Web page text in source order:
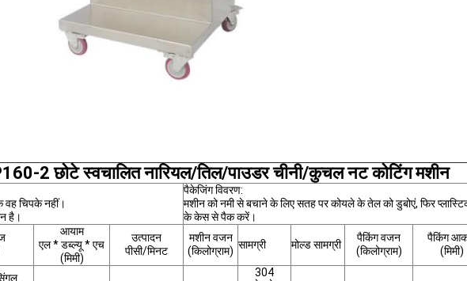
2 छोटे स्वचालित नारियल/तिल/पाउडर चीनी/कुचल नट कोटिंग मशीन
वह चिपके नहीं।
है।
पैकेजिंग विवरण:
मशीन को नमी से बचाने के लिए सतह पर कोयले के तेल को डुबोएं, फिर
के केस से पैक करें।
आयाम
एल * डब्ल्यू * एच
(मिमी)
उत्पादन
पीसी/मिनट
मशीन वजन
(किलोग्राम) सामग्री मोल्ड सामग्री
पैकिंग वजन
(किलोग्राम)
पैकिंग
(मिमी)
304